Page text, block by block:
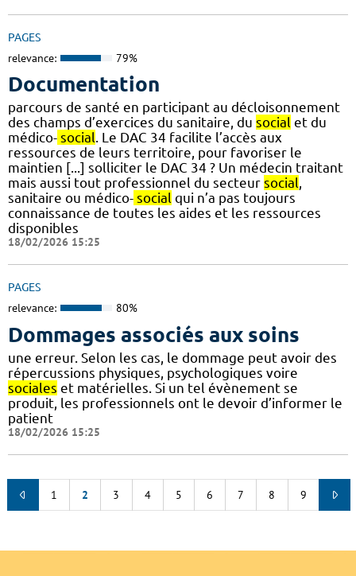
PAGES
relevance: 79%
Documentation
parcours de santé en participant au décloisonnement
des champs d’exercices du sanitaire, du social et du
médico- social. Le DAC 34 facilite l’accès aux
ressources de leurs territoire, pour favoriser le
maintien [...] solliciter le DAC 34 ? Un médecin traitant
mais aussi tout professionnel du secteur social,
sanitaire ou médico- social qui n’a pas toujours
connaissance de toutes les aides et les ressources
disponibles
18/02/2026 15:25
PAGES
relevance: 80%
Dommages associés aux soins
une erreur. Selon les cas, le dommage peut avoir des
répercussions physiques, psychologiques voire
sociales et matérielles. Si un tel évènement se
produit, les professionnels ont le devoir d’informer le
patient
18/02/2026 15:25
1 2 3 4 5 6 7 8 9